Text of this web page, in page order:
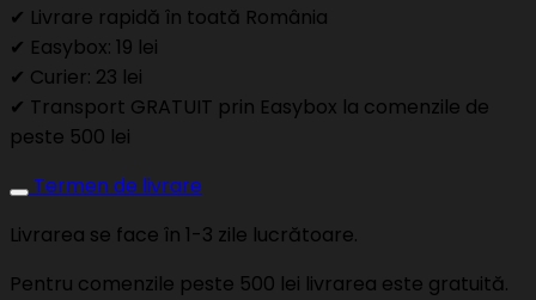
✔ Livrare rapidă în toată România
✔ Easybox: 19 lei
✔ Curier: 23 lei
✔ Transport GRATUIT prin Easybox la comenzile de
peste 500 lei
Termen de livrare
Livrarea se face în 1-3 zile lucrătoare.
Pentru comenzile peste 500 lei livrarea este gratuită.